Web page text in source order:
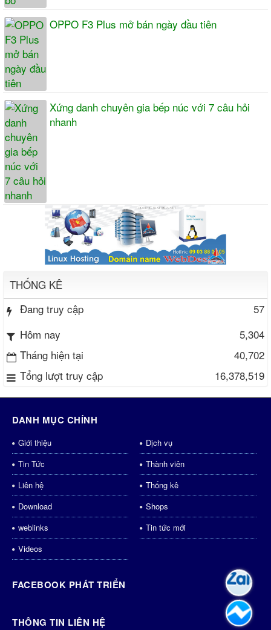
OPPO F3 Plus mở bán ngày đầu tiên
Xứng danh chuyên gia bếp núc với 7 câu hỏi
nhanh
THỐNG KÊ
Đang truy cập
57
Hôm nay
5,304
Tháng hiện tại
40,702
Tổng lượt truy cập
16,378,519
DANH MỤC CHÍNH
Giới thiệu
Dịch vụ
Tin Tức
Thành viên
Liên hệ
Thống kê
Download
Shops
weblinks
Tin tức mới
Videos
FACEBOOK PHÁT TRIỂN
THÔNG TIN LIÊN HỆ